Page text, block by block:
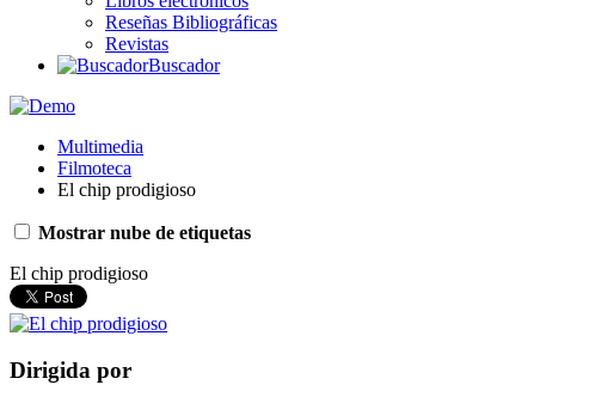
Reseñas Bibliográficas
Revistas
Buscador
Multimedia
Filmoteca
El chip prodigioso
Mostrar nube de etiquetas
El chip prodigioso
Dirigida por